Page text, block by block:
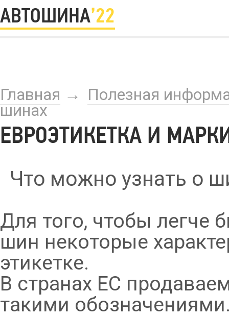
АВТОШИНА’22
Главная → Полезная
шинах
ЕВРОЭТИКЕТКА И
Что можно узнать о
Для того, чтобы легче
шин некоторые
этикетке.
В странах ЕС
такими